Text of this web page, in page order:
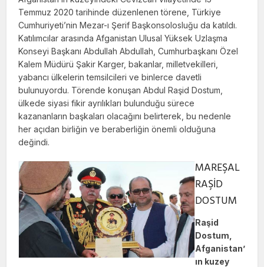
Temmuz 2020 tarihinde düzenlenen törene, Türkiye
Cumhuriyeti’nin Mezar-ı Şerif Başkonsolosluğu da katıldı.
Katılımcılar arasında Afganistan Ulusal Yüksek Uzlaşma
Konseyi Başkanı Abdullah Abdullah, Cumhurbaşkanı Özel
Kalem Müdürü Şakir Karger, bakanlar, milletvekilleri,
yabancı ülkelerin temsilcileri ve binlerce davetli
bulunuyordu. Törende konuşan Abdul Raşid Dostum,
ülkede siyasi fikir ayrılıkları bulunduğu sürece
kazananların başkaları olacağını belirterek, bu nedenle
her açıdan birliğin ve beraberliğin önemli olduğuna
değindi.
MAREŞAL
RAŞİD
DOSTUM
Raşid
Dostum,
Afganistan’
ın kuzey